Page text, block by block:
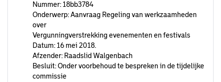
Nummer: 18bb3784
Onderwerp: Aanvraag Regeling van werkzaamheden
over
Vergunningverstrekking evenementen en festivals
Datum: 16 mei 2018.
Afzender: Raadslid Walgenbach
Besluit: Onder voorbehoud te bespreken in de tijdelijke
commissie